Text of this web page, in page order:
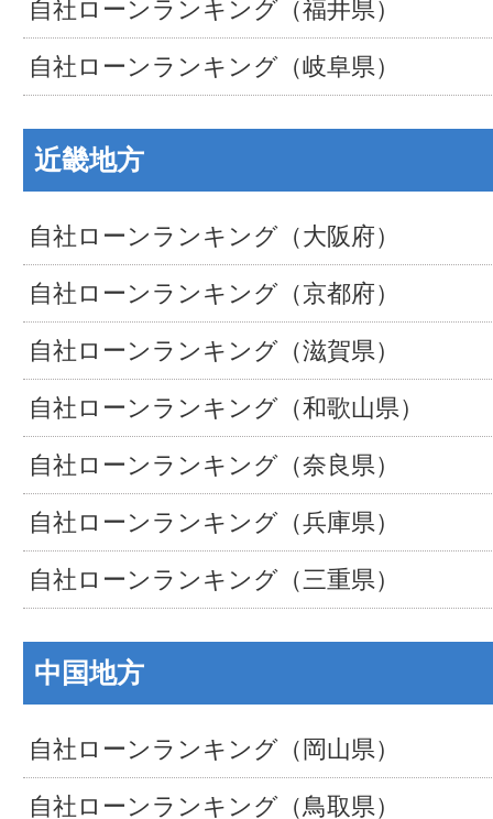
自社ローンランキング（福井県）
自社ローンランキング（岐阜県）
近畿地方
自社ローンランキング（大阪府）
自社ローンランキング（京都府）
自社ローンランキング（滋賀県）
自社ローンランキング（和歌山県）
自社ローンランキング（奈良県）
自社ローンランキング（兵庫県）
自社ローンランキング（三重県）
中国地方
自社ローンランキング（岡山県）
自社ローンランキング（鳥取県）